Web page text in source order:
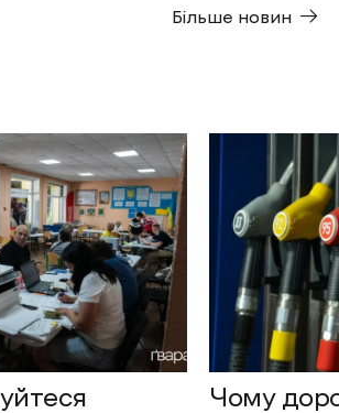
Більше новин
Чому